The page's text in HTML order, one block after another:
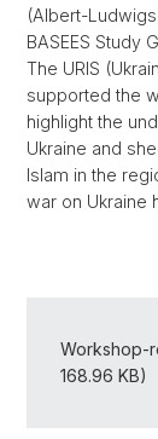
(Albert-
BASEES Study
The URIS
supported the
highlight the
Ukraine and
Islam in the
war on Ukraine
Workshop-
168.96 KB)